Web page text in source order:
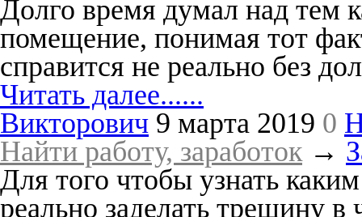
Долго время думал над тем
помещение, понимая тот
справится не реально без
Читать далее......
Викторович 9 марта 2019 0
Найти работу, заработок→
Для того чтобы узнать
реально заделать трещину в